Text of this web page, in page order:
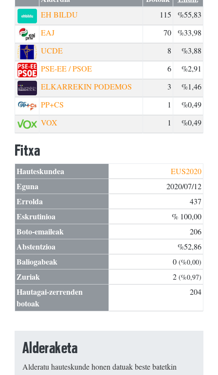
EH BILDU 115
%55,83
EAJ
70
%33,98
UCDE
8
%3,88
PSE-EE / PSOE
6
%2,91
ELKARREKIN PODEMOS
3
%1,46
PP+CS
1
%0,49
VOX
1 %0,49
Fitxa
Hauteskundea EUS2020
Eguna 2020/07/12
Errolda 437
Eskrutinioa % 100,00
Boto-emaileak 206
Abstentzioa %52,86
Baliogabeak 0 (%0,00)
Zuriak 2 (%0,97)
Hautagai-zerrenden
botoak
204
Alderaketa
Alderatu hauteskunde honen datuak beste batetkin